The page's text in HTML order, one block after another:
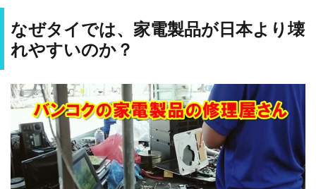
なぜタイでは、家電製品が日本より壊
れやすいのか？